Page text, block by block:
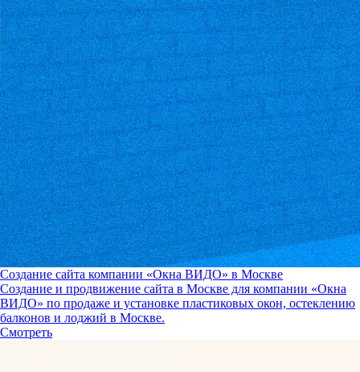
Создание сайта компании «Окна ВИДО» в Москве
Создание и продвижение сайта в Москве для компании «Окна
ВИДО» по продаже и установке пластиковых окон, остеклению
балконов и лоджий в Москве.
Смотреть